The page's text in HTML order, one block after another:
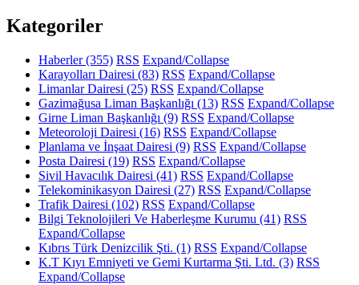
Kategoriler
Haberler(355) RSS Expand/Collapse
Karayolları Dairesi (83) RSS Expand/Collapse
Limanlar Dairesi (25) RSS Expand/Collapse
Gazimağusa Liman Başkanlığı (13) RSS Expand/Collapse
Girne Liman Başkanlığı (9) RSS Expand/Collapse
Meteoroloji Dairesi (16) RSS Expand/Collapse
Planlama ve İnşaat Dairesi (9) RSS Expand/Collapse
Posta Dairesi (19) RSS Expand/Collapse
Sivil Havacılık Dairesi (41) RSS Expand/Collapse
Telekominikasyon Dairesi (27) RSS Expand/Collapse
Trafik Dairesi (102) RSS Expand/Collapse
Bilgi Teknolojileri Ve Haberleşme Kurumu (41) RSS
Expand/Collapse
Kıbrıs Türk Denizcilik Şti. (1) RSS Expand/Collapse
K.T Kıyı Emniyeti ve Gemi Kurtarma Şti. Ltd. (3) RSS
Expand/Collapse